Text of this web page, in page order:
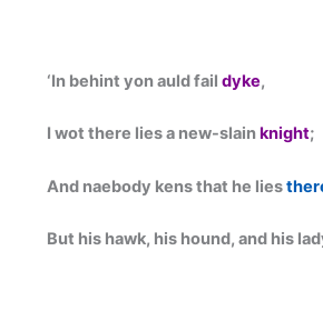
‘In behint yon auld fail dyke,
I wot there lies a new-slain knight;
And naebody kens that he lies
But his hawk, his hound, and his